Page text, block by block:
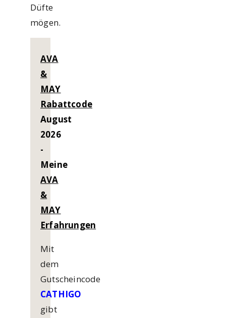
Düfte
mögen.
AVA
&
MAY
Rabattcode
August
2026
-
Meine
AVA
&
MAY
Erfahrungen
Mit
dem
Gutscheincode
CATHIGO
gibt